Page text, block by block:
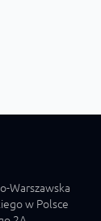
Warszawska
w Polsce